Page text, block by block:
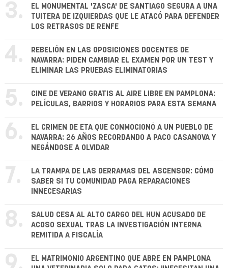
3.
EL MONUMENTAL 'ZASCA' DE SANTIAGO SEGURA A UNA
TUITERA DE IZQUIERDAS QUE LE ATACÓ PARA DEFENDER
LOS RETRASOS DE RENFE
4.
REBELIÓN EN LAS OPOSICIONES DOCENTES DE
NAVARRA: PIDEN CAMBIAR EL EXAMEN POR UN TEST Y
ELIMINAR LAS PRUEBAS ELIMINATORIAS
5.
CINE DE VERANO GRATIS AL AIRE LIBRE EN PAMPLONA:
PELÍCULAS, BARRIOS Y HORARIOS PARA ESTA SEMANA
6.
EL CRIMEN DE ETA QUE CONMOCIONÓ A UN PUEBLO DE
NAVARRA: 26 AÑOS RECORDANDO A PACO CASANOVA Y
NEGÁNDOSE A OLVIDAR
7.
LA TRAMPA DE LAS DERRAMAS DEL ASCENSOR: CÓMO
SABER SI TU COMUNIDAD PAGA REPARACIONES
INNECESARIAS
8.
SALUD CESA AL ALTO CARGO DEL HUN ACUSADO DE
ACOSO SEXUAL TRAS LA INVESTIGACIÓN INTERNA
REMITIDA A FISCALÍA
EL MATRIMONIO ARGENTINO QUE ABRE EN PAMPLONA